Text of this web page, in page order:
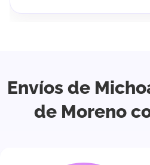
Envíos de
de Moreno